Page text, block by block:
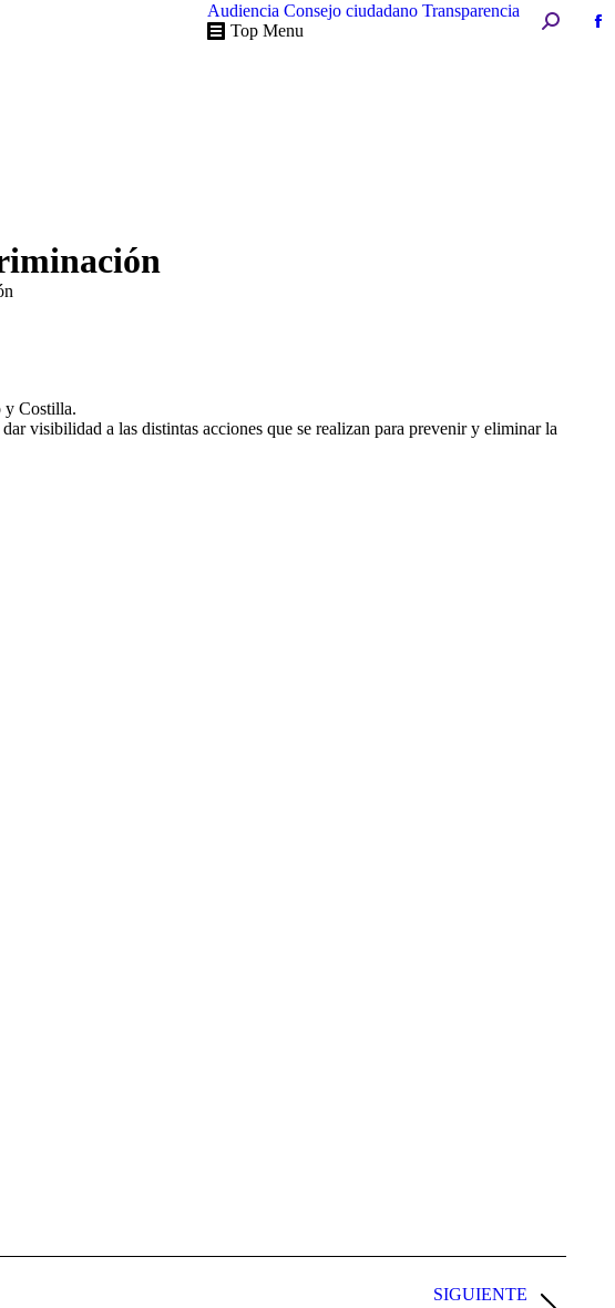
Audiencia Consejo ciudadano Transparencia
Top Menu
Buscar:
y Costilla.
visibilidad a las distintas acciones que se realizan para prevenir y eliminar la
SIGUIENTE